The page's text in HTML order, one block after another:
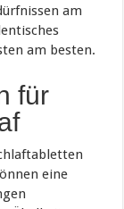
am
am besten.
für
eine